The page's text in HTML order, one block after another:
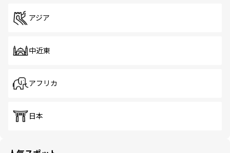
アジア
中近東
アフリカ
日本